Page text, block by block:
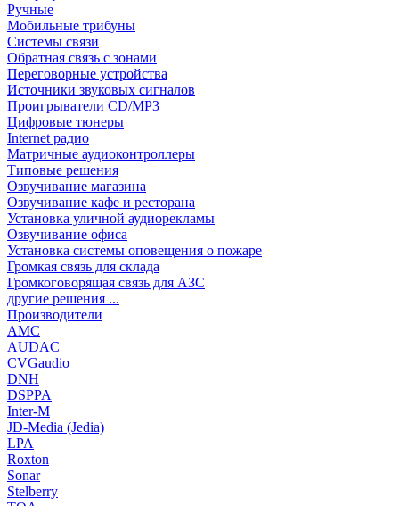
Ручные
Мобильные трибуны
Системы связи
Обратная связь с зонами
Переговорные устройства
Источники звуковых сигналов
Проигрыватели CD/MP3
Цифровые тюнеры
Internet радио
Матричные аудиоконтроллеры
Типовые решения
Озвучивание магазина
Озвучивание кафе и ресторана
Установка уличной аудиорекламы
Озвучивание офиса
Установка системы оповещения о пожаре
Громкая связь для склада
Громкоговорящая связь для АЗС
другие решения ...
Производители
AMC
AUDAC
CVGaudio
DNH
DSPPA
Inter-M
JD-Media (Jedia)
LPA
Roxton
Sonar
Stelberry